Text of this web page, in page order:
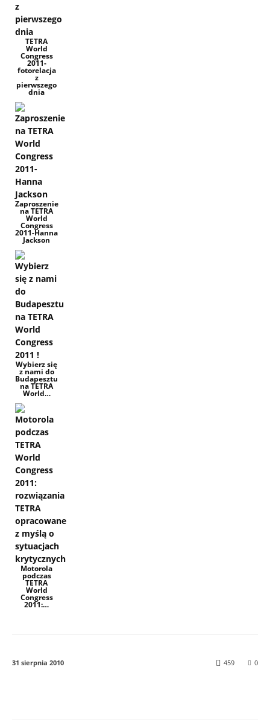
TETRA
World
Congress
2011-
fotorelacja
z
pierwszego
dnia
Zaproszenie
na TETRA
World
Congress
2011-Hanna
Jackson
Wybierz się
z nami do
Budapesztu
na TETRA
World…
Motorola
podczas
TETRA
World
Congress
2011:…
31 sierpnia 2010 0
459